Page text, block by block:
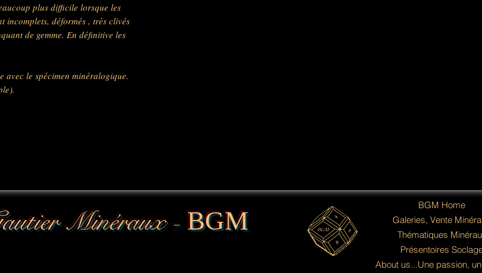
plus difficile lorsque les
incomplets, déformés , très clivés
de gemme. En définitive les
avec le spécimen minéralogique.
Minéraux -BGM
BGM Home
Galeries, Vente
Thématiques
Présentoires
About us...Une passion,